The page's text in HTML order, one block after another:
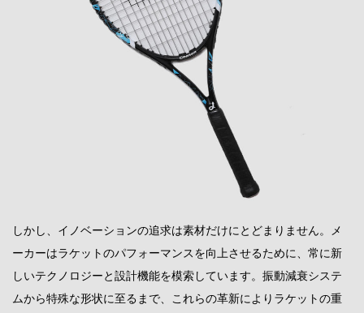
しかし、イノベーションの追求は素材だけにとどまりません。メ
ーカーはラケットのパフォーマンスを向上させるために、常に新
しいテクノロジーと設計機能を模索しています。振動減衰システ
ムから特殊な形状に至るまで、これらの革新によりラケットの重